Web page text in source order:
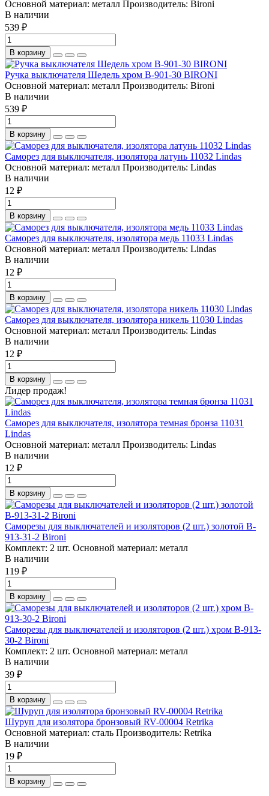
Основной материал: металл Производитель: Bironi
В наличии
539 ₽
В корзину
Ручка выключателя Шедель хром B-901-30 BIRONI
Основной материал: металл Производитель: Bironi
В наличии
539 ₽
В корзину
Саморез для выключателя, изолятора латунь 11032 Lindas
Основной материал: металл Производитель: Lindas
В наличии
12 ₽
В корзину
Саморез для выключателя, изолятора медь 11033 Lindas
Основной материал: металл Производитель: Lindas
В наличии
12 ₽
В корзину
Саморез для выключателя, изолятора никель 11030 Lindas
Основной материал: металл Производитель: Lindas
В наличии
12 ₽
В корзину
Лидер продаж!
Саморез для выключателя, изолятора темная бронза 11031
Lindas
Основной материал: металл Производитель: Lindas
В наличии
12 ₽
В корзину
Саморезы для выключателей и изоляторов (2 шт.) золотой B-
913-31-2 Bironi
Комплект: 2 шт. Основной материал: металл
В наличии
119 ₽
В корзину
Саморезы для выключателей и изоляторов (2 шт.) хром B-913-
30-2 Bironi
Комплект: 2 шт. Основной материал: металл
В наличии
39 ₽
В корзину
Шуруп для изолятора бронзовый RV-00004 Retrika
Основной материал: сталь Производитель: Retrika
В наличии
19 ₽
В корзину